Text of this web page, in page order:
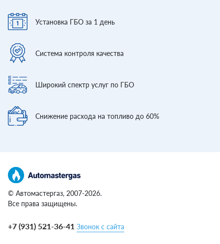
Установка ГБО за 1 день
Система контроля качества
Широкий спектр услуг по ГБО
Снижение расхода на топливо до 60%
© Автомастергаз, 2007-2026.
Все права защищены.
+7 (931) 521-36-41 Звонок с сайта